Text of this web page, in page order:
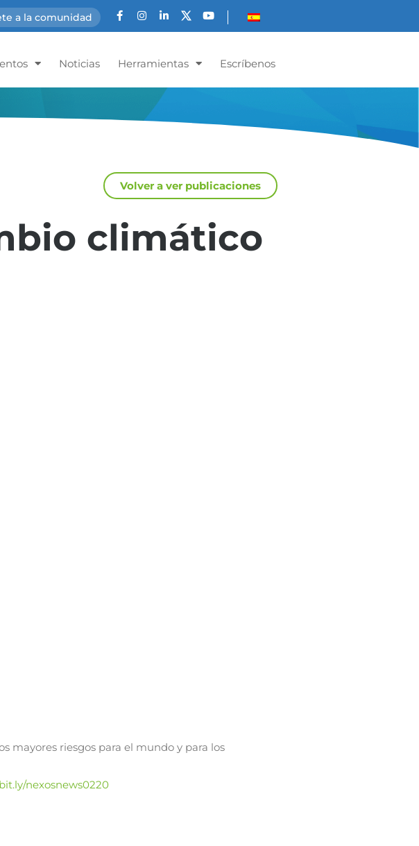
a la comunidad
Noticias Herramientas Escríbenos
Volver a ver publicaciones
climático
mayores riesgos para el mundo y para los
nexosnews0220